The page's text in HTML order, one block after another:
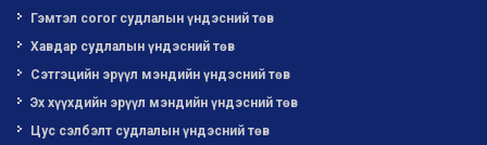
Гэмтэл согог судлалын үндэсний төв
Хавдар судлалын үндэсний төв
Сэтгэцийн эрүүл мэндийн үндэсний төв
Эх хүүхдийн эрүүл мэндийн үндэсний төв
Цус сэлбэлт судлалын үндэсний төв